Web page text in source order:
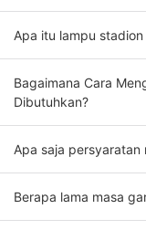
Apa itu lampu stadion
Bagaimana Cara
Dibutuhkan?
Apa saja persyaratan
Berapa lama masa